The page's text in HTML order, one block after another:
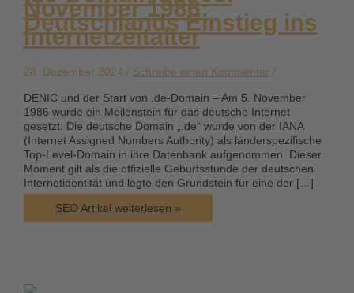
November 1986:
Deutschlands Einstieg ins
Internetzeitalter
28. Dezember 2024 / Schreibe einen Kommentar /
DENIC und der Start von .de-Domain – Am 5. November
1986 wurde ein Meilenstein für das deutsche Internet
gesetzt: Die deutsche Domain „.de“ wurde von der IANA
(Internet Assigned Numbers Authority) als länderspezifische
Top-Level-Domain in ihre Datenbank aufgenommen. Dieser
Moment gilt als die offizielle Geburtsstunde der deutschen
Internetidentität und legte den Grundstein für eine der […]
DENIC
und
SEO Artikel weiterlesen »